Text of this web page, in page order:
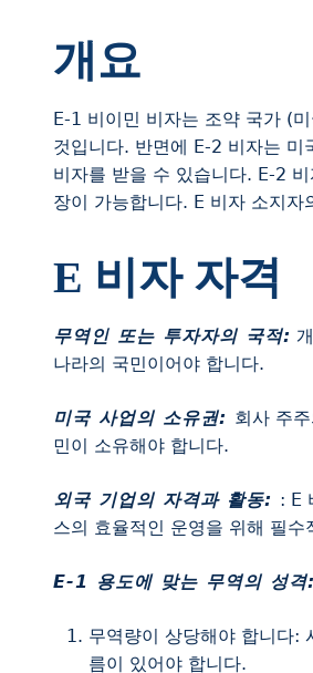
개요
E-1 비이민 비자는 조약 국가 (
것입니다. 반면에 E-2 비자는
비자를 받을 수 있습니다. E-2
장이 가능합니다. E 비자 소지
E 비자 자격
무역인 또는 투자자의 국적:
나라의 국민이어야 합니다.
미국 사업의 소유권: 회사 주
민이 소유해야 합니다.
외국 기업의 자격과 활동: : E
스의 효율적인 운영을 위해 필
E-1 용도에 맞는 무역의 성격:
무역량이 상당해야 합니다:
름이 있어야 합니다.